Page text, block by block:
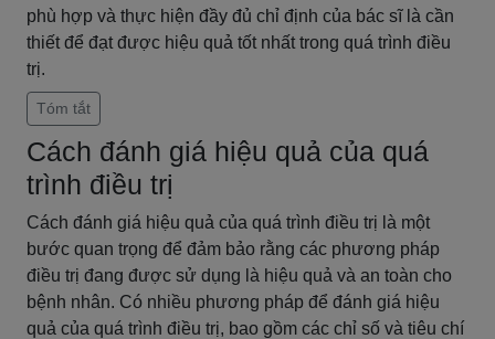
phù hợp và thực hiện đầy đủ chỉ định của bác sĩ là cần
thiết để đạt được hiệu quả tốt nhất trong quá trình điều
trị.
Tóm tắt
Cách đánh giá hiệu quả của quá
trình điều trị
Cách đánh giá hiệu quả của quá trình điều trị là một
bước quan trọng để đảm bảo rằng các phương pháp
điều trị đang được sử dụng là hiệu quả và an toàn cho
bệnh nhân. Có nhiều phương pháp để đánh giá hiệu
quả của quá trình điều trị, bao gồm các chỉ số và tiêu chí